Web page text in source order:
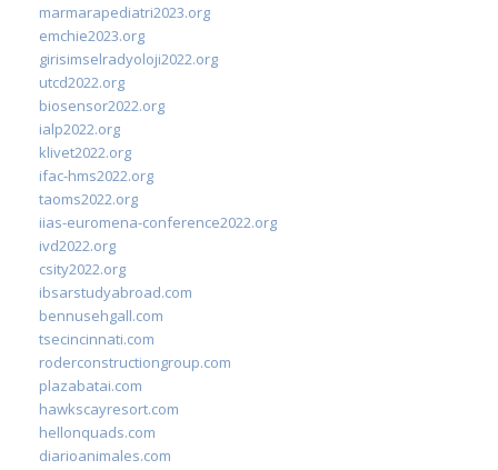
marmarapediatri2023.org
emchie2023.org
girisimselradyoloji2022.org
utcd2022.org
biosensor2022.org
ialp2022.org
klivet2022.org
ifac-hms2022.org
taoms2022.org
iias-euromena-conference2022.org
ivd2022.org
csity2022.org
ibsarstudyabroad.com
bennusehgall.com
tsecincinnati.com
roderconstructiongroup.com
plazabatai.com
hawkscayresort.com
hellonquads.com
diarioanimales.com